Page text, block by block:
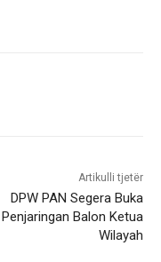
Artikulli tjetër
DPW PAN Segera Buka
Penjaringan Balon Ketua
Wilayah